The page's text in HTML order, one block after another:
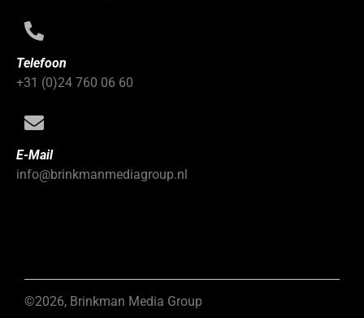
Telefoon
+31 (0)24 760 06 60
E-Mail
info@brinkmanmediagroup.nl
©2026, Brinkman Media Group